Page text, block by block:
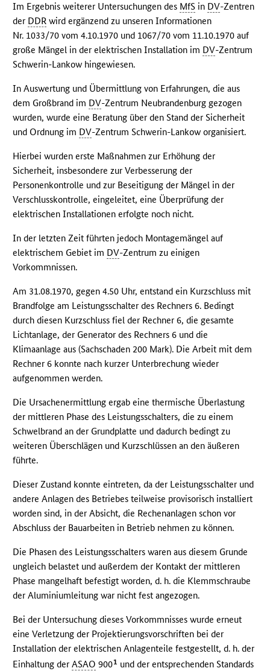
Im Ergebnis weiterer Untersuchungen des MfS in DV-Zentren
der DDR wird ergänzend zu unseren Informationen
Nr. 1033/70 vom 4.10.1970 und 1067/70 vom 11.10.1970 auf
große Mängel in der elektrischen Installation im DV-Zentrum
Schwerin-Lankow hingewiesen.
In Auswertung und Übermittlung von Erfahrungen, die aus
dem Großbrand im DV-Zentrum Neubrandenburg gezogen
wurden, wurde eine Beratung über den Stand der Sicherheit
und Ordnung im DV-Zentrum Schwerin-Lankow organisiert.
Hierbei wurden erste Maßnahmen zur Erhöhung der
Sicherheit, insbesondere zur Verbesserung der
Personenkontrolle und zur Beseitigung der Mängel in der
Verschlusskontrolle, eingeleitet, eine Überprüfung der
elektrischen Installationen erfolgte noch nicht.
In der letzten Zeit führten jedoch Montagemängel auf
elektrischem Gebiet im DV-Zentrum zu einigen
Vorkommnissen.
Am 31.08.1970, gegen 4.50 Uhr, entstand ein Kurzschluss mit
Brandfolge am Leistungsschalter des Rechners 6. Bedingt
durch diesen Kurzschluss fiel der Rechner 6, die gesamte
Lichtanlage, der Generator des Rechners 6 und die
Klimaanlage aus (Sachschaden 200 Mark). Die Arbeit mit dem
Rechner 6 konnte nach kurzer Unterbrechung wieder
aufgenommen werden.
Die Ursachenermittlung ergab eine thermische Überlastung
der mittleren Phase des Leistungsschalters, die zu einem
Schwelbrand an der Grundplatte und dadurch bedingt zu
weiteren Überschlägen und Kurzschlüssen an den äußeren
führte.
Dieser Zustand konnte eintreten, da der Leistungsschalter und
andere Anlagen des Betriebes teilweise provisorisch installiert
worden sind, in der Absicht, die Rechenanlagen schon vor
Abschluss der Bauarbeiten in Betrieb nehmen zu können.
Die Phasen des Leistungsschalters waren aus diesem Grunde
ungleich belastet und außerdem der Kontakt der mittleren
Phase mangelhaft befestigt worden, d. h. die Klemmschraube
der Aluminiumleitung war nicht fest angezogen.
Bei der Untersuchung dieses Vorkommnisses wurde erneut
eine Verletzung der Projektierungsvorschriften bei der
Installation der elektrischen Anlagenteile festgestellt, d. h. der
Einhaltung derASAO 9001 und der entsprechenden Standards